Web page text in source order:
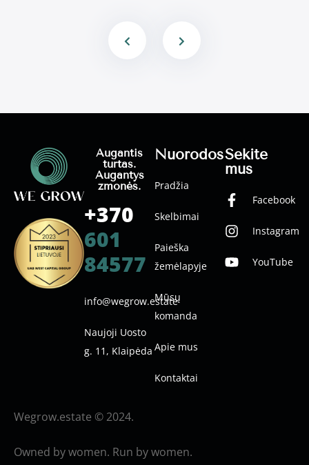
Nuorodos
Pradžia
Skelbimai
Paieška
žemėlapyje
Mūsų
komanda
Apie mus
Kontaktai
Sekite
mus
Facebook
Instagram
YouTube
Augantis
turtas.
Augantys
žmonės.
+370
601
84577
info@wegrow.estate
Naujoji Uosto
g. 11, Klaipėda
Wegrow.estate © 2024.
Owned by women. Run by women.